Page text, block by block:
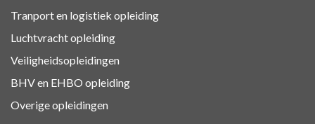
Tranport en logistiek opleiding
Luchtvrachtopleiding
Veiligheidsopleidingen
BHV en EHBO opleiding
Overige opleidingen